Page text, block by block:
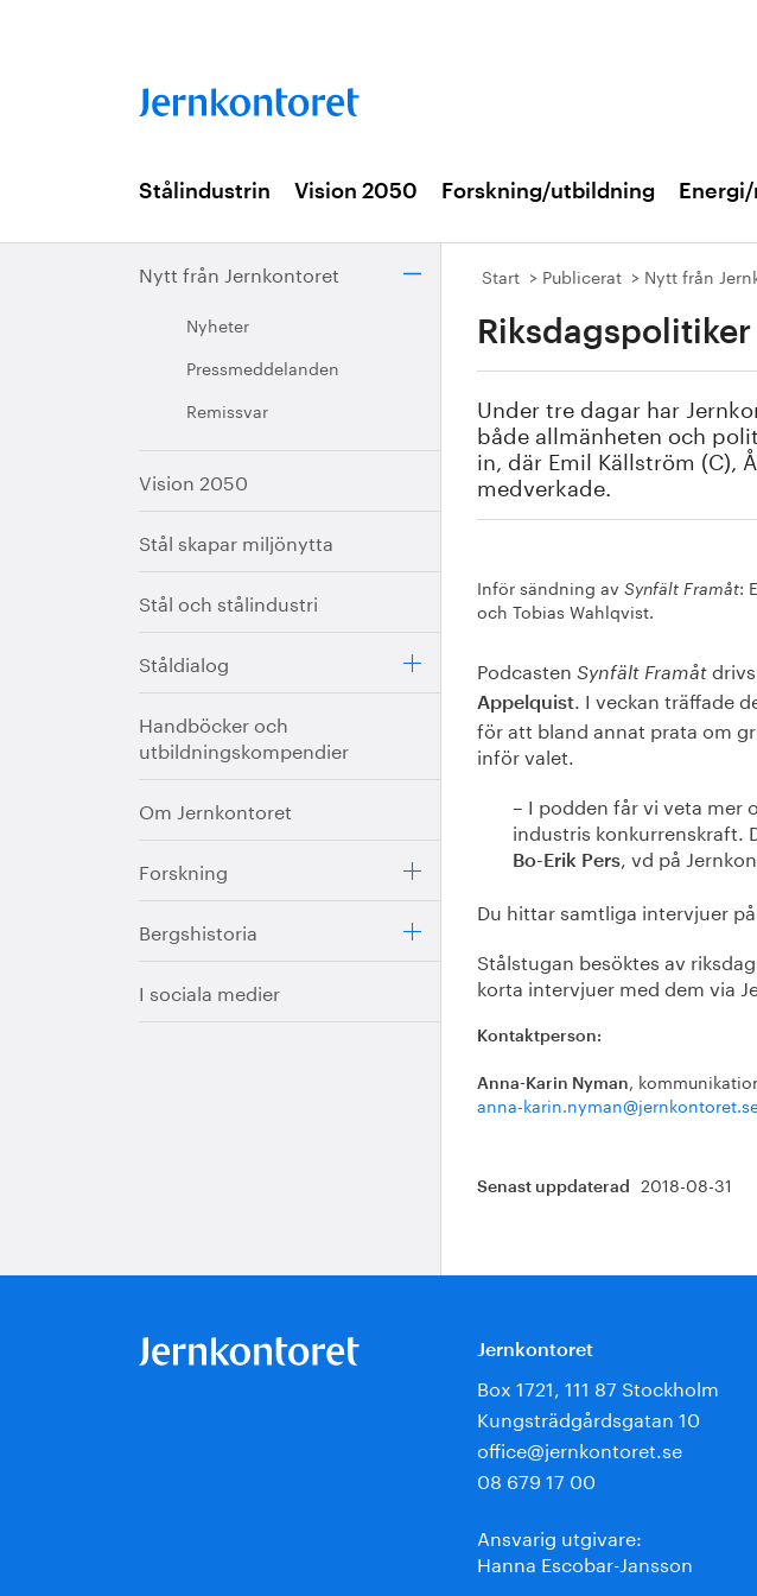
Stålindustrin Vision 2050 Forskning/utbildning
Nytt från Jernkontoret
Nyheter
Pressmeddelanden
Remissvar
Vision 2050
Stål skapar miljönytta
Stål och stålindustri
Ståldialog
Handböcker och
utbildningskompendier
Om Jernkontoret
Forskning
Bergshistoria
I sociala medier
Start Publicerat Nytt från
Under tre dagar har
både allmänheten och
in, där Emil Källström (C),
medverkade.
Inför sändning av Synfält Framåt:
och Tobias Wahlqvist.
Podcasten Synfält Framåt
Appelquist. I veckan träffade
för att bland annat prata om
inför valet.
– I podden får vi veta mer
industris konkurrenskraft.
Bo-Erik Pers, vd på
Du hittar samtliga intervjuer på
Stålstugan besöktes av
korta intervjuer med dem via
Kontaktperson:
Anna-Karin Nyman,
anna-
Senast uppdaterad 2018-08-31
Jernkontoret
Box 1721, 111 87 Stockholm
Kungsträdgårdsgatan 10
office@jernkontoret.se
08 679 17 00
Ansvarig utgivare:
Hanna Escobar-Jansson